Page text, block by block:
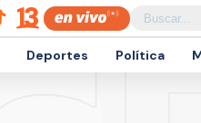
Deportes Política